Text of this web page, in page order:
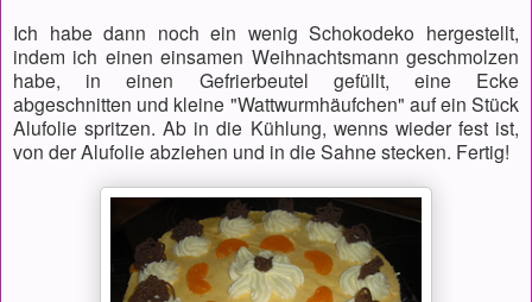
Ich habe dann noch ein wenig Schokodeko hergestellt,
indem ich einen einsamen Weihnachtsmann geschmolzen
habe, in einen Gefrierbeutel gefüllt, eine Ecke
abgeschnitten und kleine "Wattwurmhäufchen" auf ein Stück
Alufolie spritzen. Ab in die Kühlung, wenns wieder fest ist,
von der Alufolie abziehen und in die Sahne stecken. Fertig!